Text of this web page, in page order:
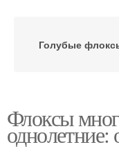
Голубые
Росы на
Флоксы
однолетние: